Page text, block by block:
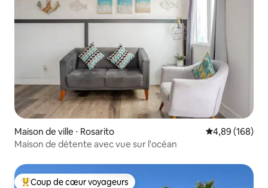
Maison de ville ⋅ Rosarito Évaluation
4,89 (168)
Maison de détente avec vue sur l'océan
Coup de cœur voyageurs